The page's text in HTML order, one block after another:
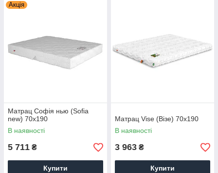
Акція
Матрац Софія нью (Sofia
new) 70х190
В наявності
5 711 ₴
Купити
Матрац Vise (Візе) 70х190
В наявності
3 963 ₴
Купити